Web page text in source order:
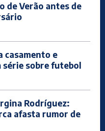
de Verão antes de
casamento e
série sobre futebol
Rodríguez:
afasta rumor de